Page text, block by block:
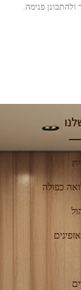
פנימה.
כפולה